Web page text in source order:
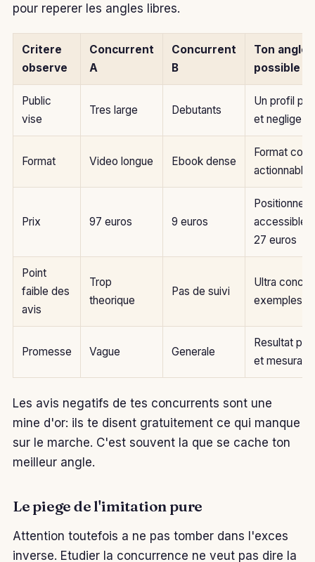
pour reperer les angles libres.
Critere
observe
Concurrent
A
Concurrent
B
Ton angle
possible
Public
vise
Tres large Debutants
Un profil
et neglige
Format Video longue Ebook dense
Format
actionnable
Prix 97 euros 9 euros
accessible a
27 euros
Point
faible des
avis
Trop
theorique
Pas de suivi
Ultra
exemples
Promesse Vague Generale
Resultat
et
Les avis negatifs de tes concurrents sont une
mine d'or: ils te disent gratuitement ce qui manque
sur le marche. C'est souvent la que se cache ton
meilleur angle.
Le piege de l'imitation pure
Attention toutefois a ne pas tomber dans l'exces
inverse. Etudier la concurrence ne veut pas dire la